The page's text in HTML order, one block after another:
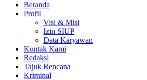
Beranda
Profil
Visi & Misi
Izin SIUP
Data Karyawan
Kontak Kami
Redaksi
Tajuk Rencana
Kriminal